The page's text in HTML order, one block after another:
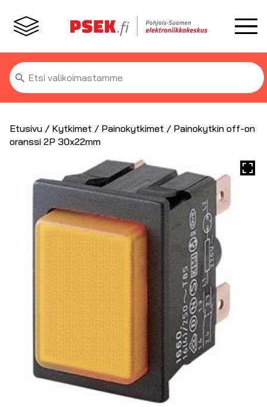
Etsi:
Etusivu / Kytkimet / Painokytkimet / Painokytkin off-on
oranssi 2P 30x22mm